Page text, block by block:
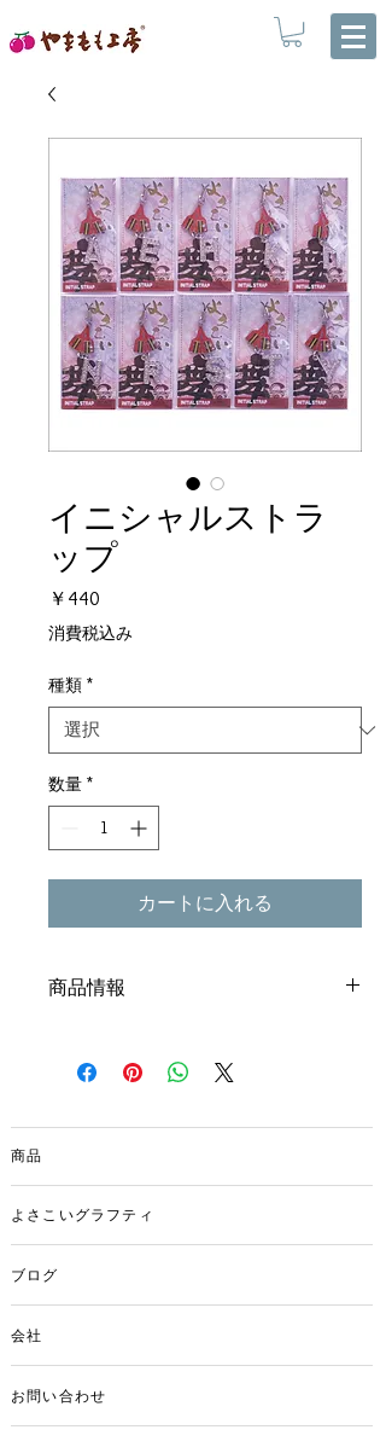
イニシャルストラ
ップ
￥440
格
消費税込み
種類 *
数量 *
カートに入れる
商品情報
とイニシャル除く
す。
※A・S・Y・K・H・K・M・Rは完売しま
商品
よさこいグラフティ
ブログ
会社
お問い合わせ